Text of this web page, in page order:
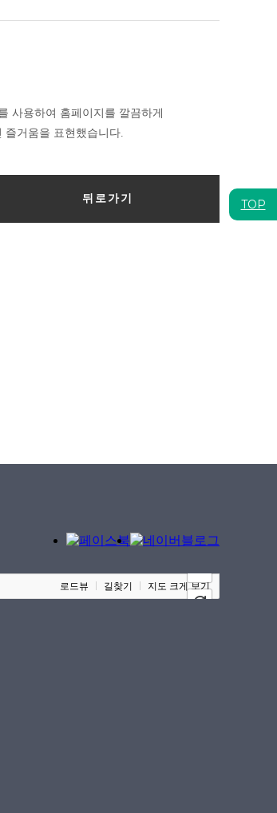
TOP
사용하여 홈페이지를 깔끔하게
즐거움을 표현했습니다.
뒤로가기
로드뷰 길찾기 지도 크게 보기